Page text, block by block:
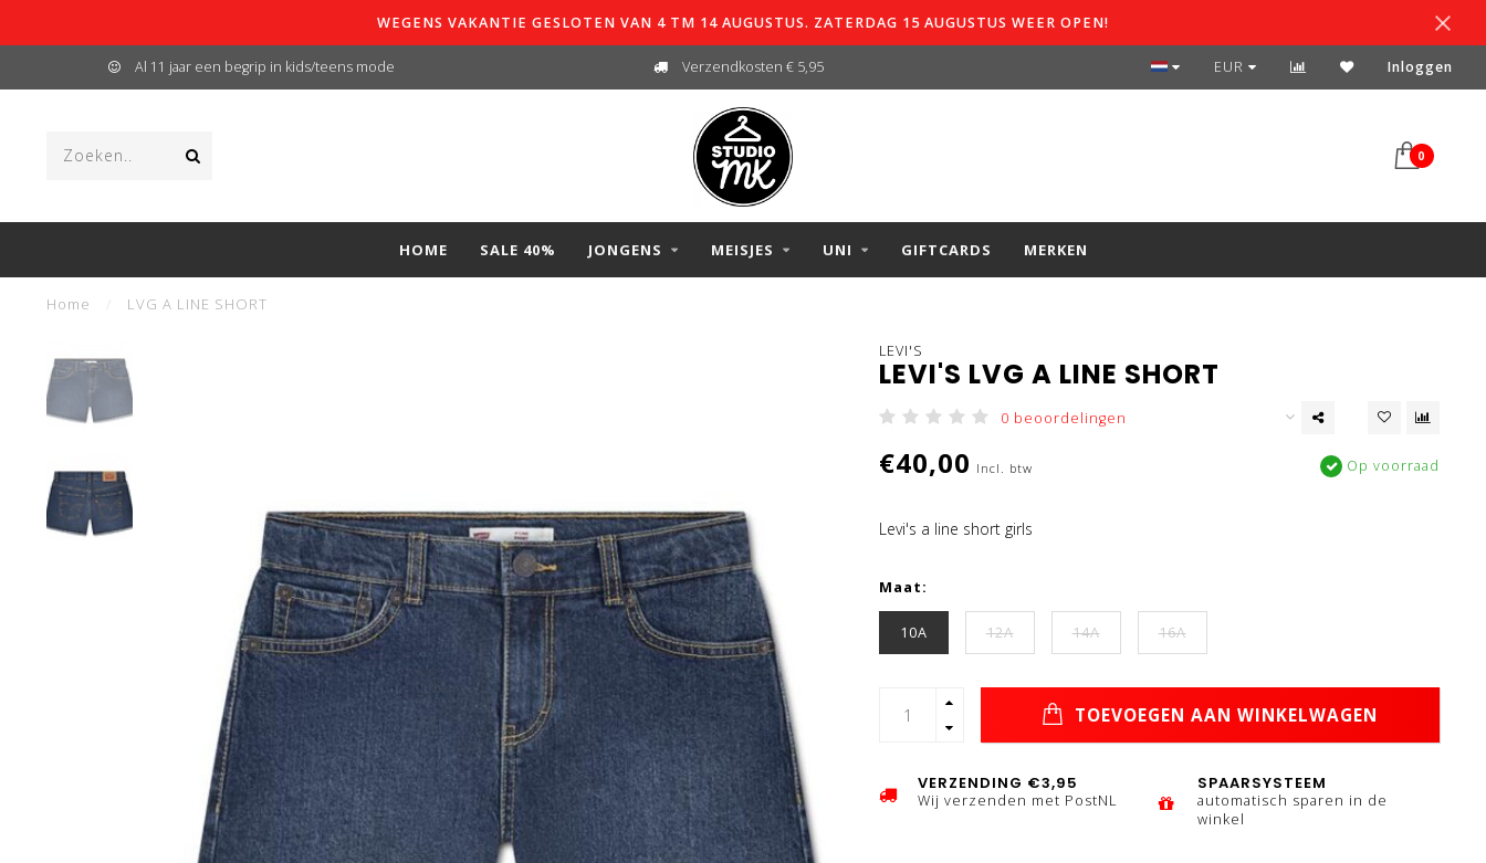
WEGENS VAKANTIE GESLOTEN VAN 4 TM 14 AUGUSTUS. ZATERDAG 15 AUGUSTUS WEER OPEN!
Al 11 jaar een begrip in kids/teens mode Verzendkosten € 5,95 SPAARSYSTEEM
EUR Inloggen
0
HOME SALE 40% JONGENS MEISJES UNI GIFTCARDS MERKEN
Home LVG A LINE SHORT
LEVI'S
LEVI'S LVG A LINE SHORT
0 beoordelingen
€40,00 Incl. btw Op voorraad
Levi's a line short girls
Maat:
10A 12A 14A 16A
TOEVOEGEN AAN WINKELWAGEN
VERZENDING €3,95
Wij verzenden met PostNL
SPAARSYSTEEM
automatisch sparen in de
winkel